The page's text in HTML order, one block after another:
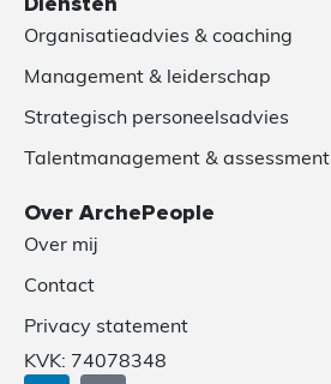
Organisatieadvies & coaching
Management & leiderschap
Strategisch personeelsadvies
Talentmanagement & assessment
Over ArchePeople
Over mij
Contact
Privacy statement
KVK: 74078348